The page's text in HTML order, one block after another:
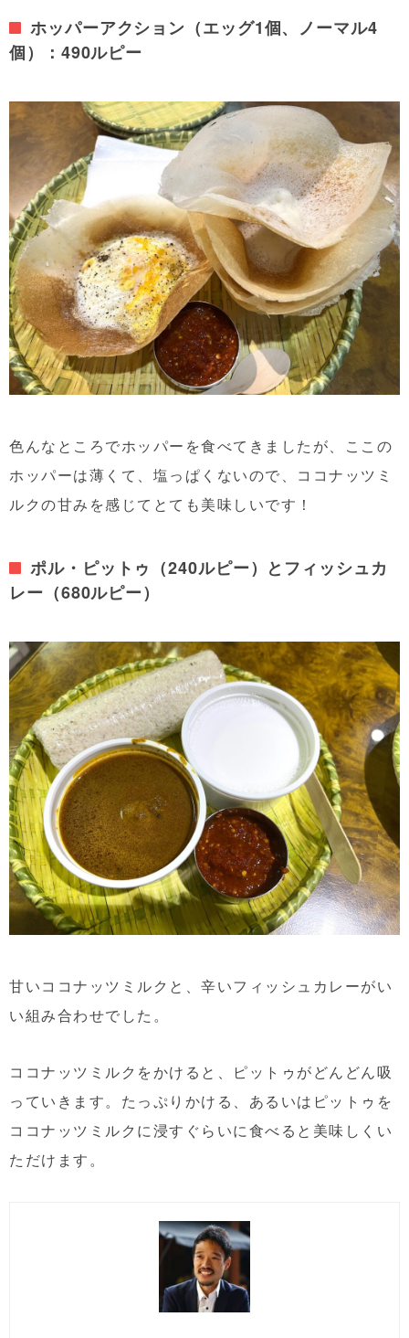
ホッパーアクション（エッグ1個、ノーマル4
個）：490ルピー
色んなところでホッパーを食べてきましたが、ここの
ホッパーは薄くて、塩っぱくないので、ココナッツミ
ルクの甘みを感じてとても美味しいです！
ポル・ピットゥ（240ルピー）とフィッシュカ
レー（680ルピー）
甘いココナッツミルクと、辛いフィッシュカレーがい
い組み合わせでした。
ココナッツミルクをかけると、ピットゥがどんどん吸
っていきます。たっぷりかける、あるいはピットゥを
ココナッツミルクに浸すぐらいに食べると美味しくい
ただけます。